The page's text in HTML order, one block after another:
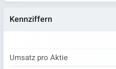
Kennziffern
Umsatz pro Aktie